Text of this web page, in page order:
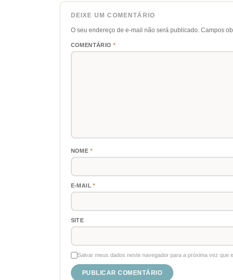
DEIXE UM COMENTÁRIO
O seu endereço de e-mail não será publicado. Campos
COMENTÁRIO *
NOME *
E-MAIL*
SITE
Salvar meus dados neste navegador para a próxima vez que